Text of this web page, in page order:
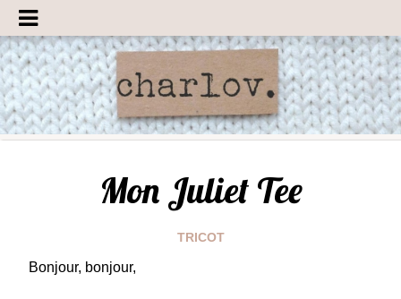
Mon Juliet Tee
TRICOT
Bonjour, bonjour,